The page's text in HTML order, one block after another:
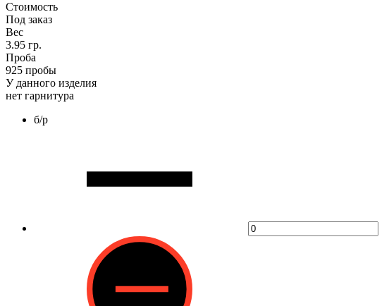
Стоимость
Под заказ
Вес
3.95 гр.
Проба
925 пробы
У данного изделия
нет гарнитура
б/р